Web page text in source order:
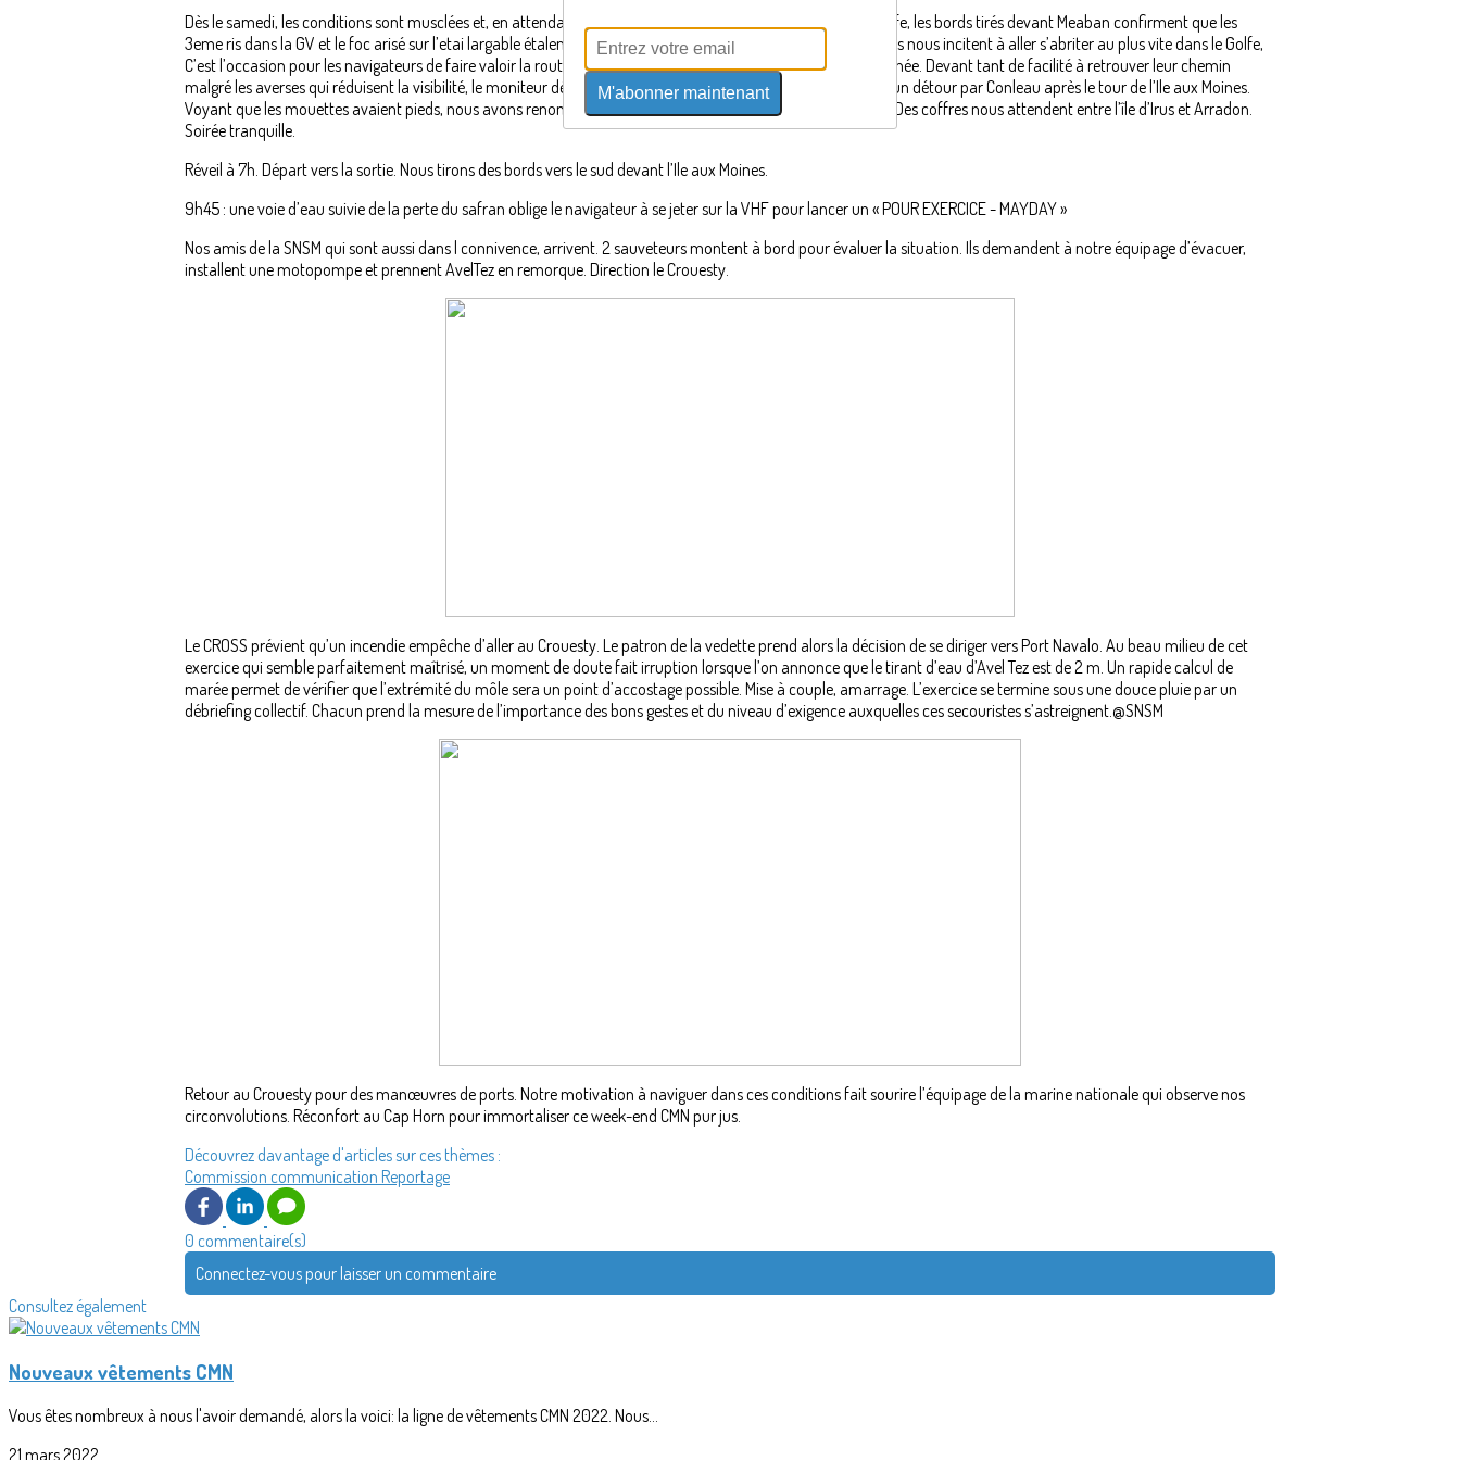
Dès le samedi, les conditions sont musclées et, en attendant le flot qui nous permettra de rentrer dans le Golfe, les bords tirés devant Meaban confirment que les
3eme ris dans la GV et le foc arisé sur l’etai largable étalent les bons choix. Le vent qui s’intensifie et les vagues nous incitent à aller s’abriter au plus vite dans le Golfe,
C’est l’occasion pour les navigateurs de faire valoir la route qu’ils ont minutieusement préparée dans la matinée. Devant tant de facilité à retrouver leur chemin
malgré les averses qui réduisent la visibilité, le moniteur décide de mettre l’équipage à l’épreuve en ajoutant un détour par Conleau après le tour de l’Ile aux Moines.
Voyant que les mouettes avaient pieds, nous avons renoncé à une intense envie de boire un coup à Vannes. Des coffres nous attendent entre l’île d’Irus et Arradon.
Soirée tranquille.
Réveil à 7h. Départ vers la sortie. Nous tirons des bords vers le sud devant l’Ile aux Moines.
9h45 : une voie d’eau suivie de la perte du safran oblige le navigateur à se jeter sur la VHF pour lancer un « POUR EXERCICE - MAYDAY »
Nos amis de la SNSM qui sont aussi dans l connivence, arrivent. 2 sauveteurs montent à bord pour évaluer la situation. Ils demandent à notre équipage d’évacuer,
installent une motopompe et prennent AvelTez en remorque. Direction le Crouesty.
Le CROSS prévient qu’un incendie empêche d’aller au Crouesty. Le patron de la vedette prend alors la décision de se diriger vers Port Navalo. Au beau milieu de cet
exercice qui semble parfaitement maîtrisé, un moment de doute fait irruption lorsque l’on annonce que le tirant d’eau d’Avel Tez est de 2 m. Un rapide calcul de
marée permet de vérifier que l’extrémité du môle sera un point d’accostage possible. Mise à couple, amarrage. L’exercice se termine sous une douce pluie par un
débriefing collectif. Chacun prend la mesure de l’importance des bons gestes et du niveau d’exigence auxquelles ces secouristes s’astreignent.@SNSM
Retour au Crouesty pour des manœuvres de ports. Notre motivation à naviguer dans ces conditions fait sourire l’équipage de la marine nationale qui observe nos
circonvolutions. Réconfort au Cap Horn pour immortaliser ce week-end CMN pur jus.
Découvrez davantage d'articles sur ces thèmes :
Commission communication Reportage
0 commentaire(s)
Connectez-vous pour laisser un commentaire
Consultez également
Nouveaux vêtements CMN
Vous êtes nombreux à nous l'avoir demandé, alors la voici: la ligne de vêtements CMN 2022. Nous...
21 mars 2022
M'abonner maintenant